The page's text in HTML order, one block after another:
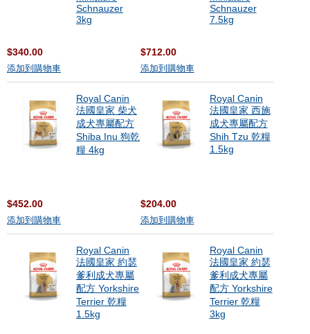
Schnauzer
3kg
$340.00
添加到購物車
Schnauzer
7.5kg
$712.00
添加到購物車
Royal Canin
法國皇家 柴犬
成犬專屬配方
Shiba Inu 狗乾
糧 4kg
$452.00
添加到購物車
Royal Canin
法國皇家 西施
成犬專屬配方
Shih Tzu 乾糧
1.5kg
$204.00
添加到購物車
Royal Canin
法國皇家 約瑟
爹利成犬專屬
配方 Yorkshire
Terrier 乾糧
1.5kg
Royal Canin
法國皇家 約瑟
爹利成犬專屬
配方 Yorkshire
Terrier 乾糧
3kg